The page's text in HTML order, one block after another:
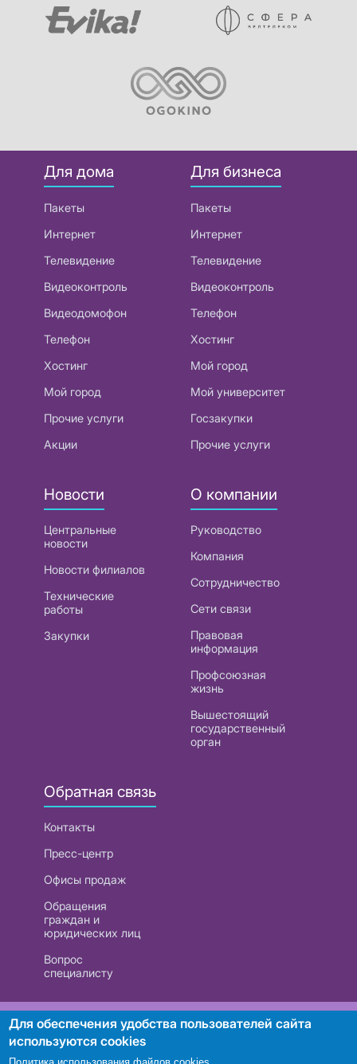
Для дома
Пакеты
Интернет
Телевидение
Видеоконтроль
Видеодомофон
Телефон
Хостинг
Мой город
Прочие услуги
Акции
Для бизнеса
Пакеты
Интернет
Телевидение
Видеоконтроль
Телефон
Хостинг
Мой город
Мой университет
Госзакупки
Прочие услуги
Новости
Центральные
новости
Новости филиалов
Технические
работы
Закупки
О компании
Руководство
Компания
Сотрудничество
Сети связи
Правовая
информация
Профсоюзная
жизнь
Вышестоящий
государственный
орган
Обратная связь
Контакты
Пресс-центр
Офисы продаж
Обращения
граждан и
юридических лиц
Вопрос
специалисту
РУП «Белтелеком». УНП 101007741
Для обеспечения удобства пользователей сайта
используются cookies